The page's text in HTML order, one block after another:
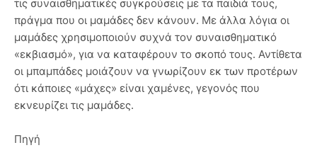
τις συναισθηματικές συγκρούσεις με τα παιδιά τους,
πράγμα που οι μαμάδες δεν κάνουν. Με άλλα λόγια οι
μαμάδες χρησιμοποιούν συχνά τον συναισθηματικό
«εκβιασμό», για να καταφέρουν το σκοπό τους. Αντίθετα
οι μπαμπάδες μοιάζουν να γνωρίζουν εκ των προτέρων
ότι κάποιες «μάχες» είναι χαμένες, γεγονός που
εκνευρίζει τις μαμάδες.
Πηγή